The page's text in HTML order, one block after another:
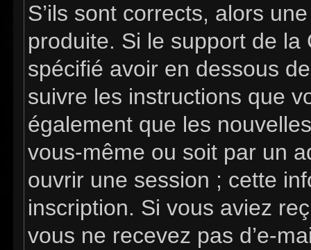
S’ils sont corrects, alors
produite. Si le support de la
spécifié avoir en dessous
suivre les instructions que
également que les
vous-même ou soit par un
ouvrir une session ; cette
inscription. Si vous aviez
vous ne recevez pas d’e-